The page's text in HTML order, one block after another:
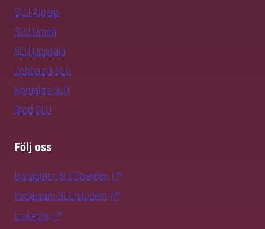
SLU Alnarp
SLU Umeå
SLU Uppsala
Jobba på SLU
Kontakta SLU
Stöd SLU
Följ oss
Instagram SLU.Sweden
Instagram SLU.student
LinkedIn